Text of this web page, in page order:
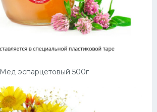
Мед эспарцетовый 500г